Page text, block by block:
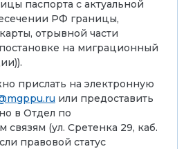
паспорта с актуальной
РФ границы,
отрывной части
на миграционный
прислать на электронную
или предоставить
в Отдел по
(ул. Сретенка 29, каб.
правовой статус